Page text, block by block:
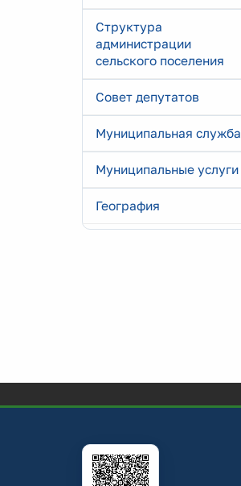
Структура
администрации
сельского поселения
Совет депутатов
Муниципальная служба
Муниципальные услуги
География